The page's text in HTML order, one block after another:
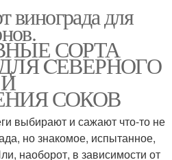
винограда для
СОРТА
CЕВЕРНОГО
СОКОВ
выбирают и сажают что-то не
но знакомое, испытанное,
наоборот, в зависимости от